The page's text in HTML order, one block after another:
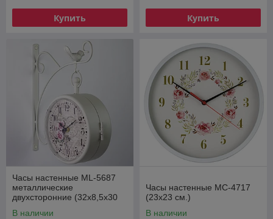
Купить Купить
Часы настенные ML-5687
металлические
двухсторонние (32х8,5x30
В наличии
Часы настенные MC-4717
(23x23 см.)
В наличии